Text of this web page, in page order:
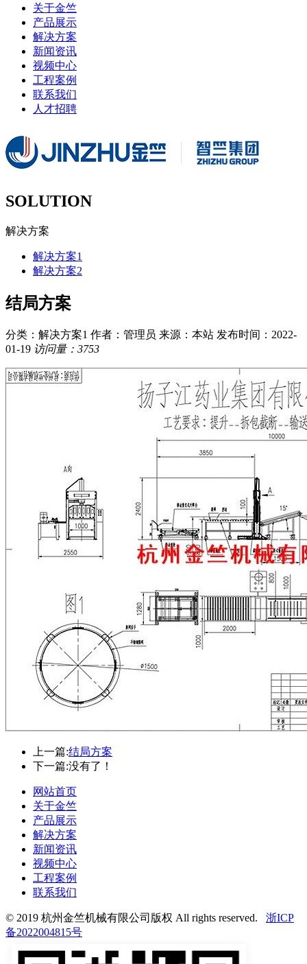
关于金竺
产品展示
解决方案
新闻资讯
视频中心
工程案例
联系我们
人才招聘
SOLUTION
解决方案
解决方案1
解决方案2
结局方案
分类：解决方案1 作者：管理员 来源：本站 发布时间：2022-
01-19 访问量：3753
上一篇:结局方案
下一篇:没有了！
网站首页
关于金竺
产品展示
解决方案
新闻资讯
视频中心
工程案例
联系我们
© 2019 杭州金竺机械有限公司版权 All rights reserved. 浙ICP
备2022004815号